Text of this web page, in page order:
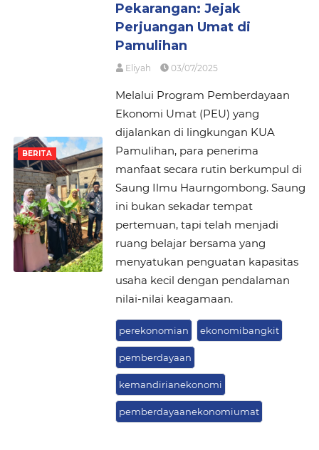
BERITA
Pekarangan: Jejak
Perjuangan Umat di
Pamulihan
Eliyah 03/07/2025
Melalui Program Pemberdayaan
Ekonomi Umat (PEU) yang
dijalankan di lingkungan KUA
Pamulihan, para penerima
manfaat secara rutin berkumpul di
Saung Ilmu Haurngombong. Saung
ini bukan sekadar tempat
pertemuan, tapi telah menjadi
ruang belajar bersama yang
menyatukan penguatan kapasitas
usaha kecil dengan pendalaman
nilai-nilai keagamaan.
perekonomian ekonomibangkit
pemberdayaan
kemandirianekonomi
pemberdayaanekonomiumat